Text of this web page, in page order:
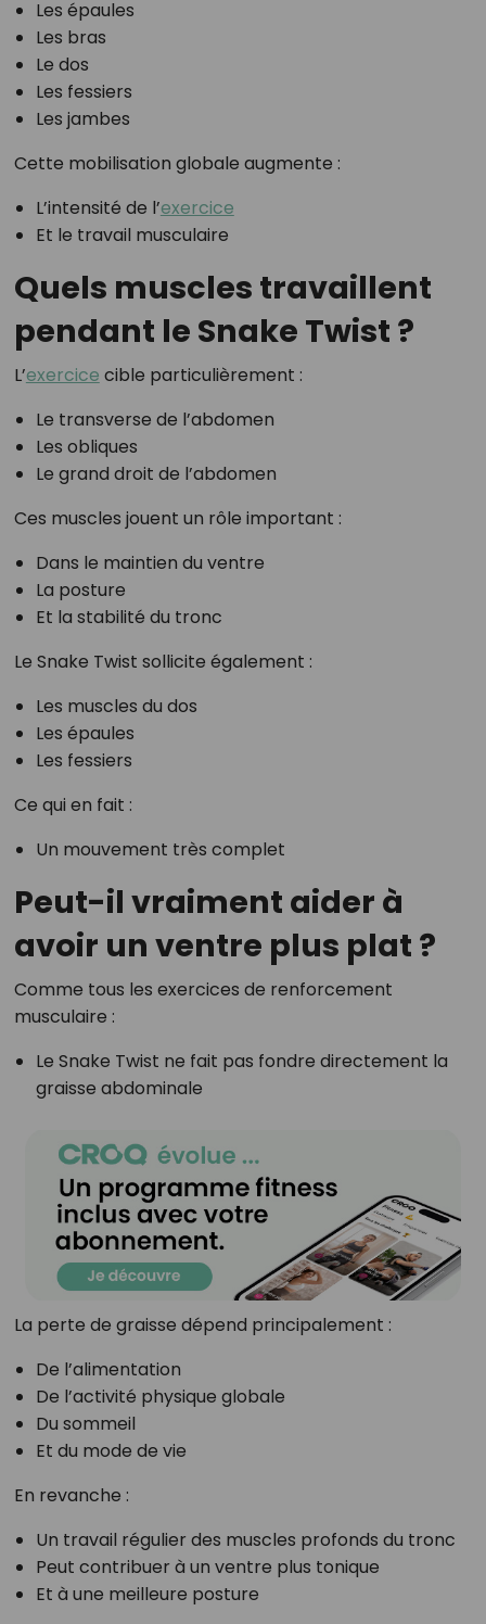
Les épaules
Les bras
Le dos
Les fessiers
Les jambes
Cette mobilisation globale augmente :
L’intensité de l’exercice
Et le travail musculaire
Quels muscles travaillent
pendant le Snake Twist ?
L’exercice cible particulièrement :
Le transverse de l’abdomen
Les obliques
Le grand droit de l’abdomen
Ces muscles jouent un rôle important :
Dans le maintien du ventre
La posture
Et la stabilité du tronc
Le Snake Twist sollicite également :
Les muscles du dos
Les épaules
Les fessiers
Ce qui en fait :
Un mouvement très complet
Peut-il vraiment aider à
avoir un ventre plus plat ?
Comme tous les exercices de renforcement
musculaire :
Le Snake Twist ne fait pas fondre directement la
graisse abdominale
La perte de graisse dépend principalement :
De l’alimentation
De l’activité physique globale
Du sommeil
Et du mode de vie
En revanche :
Un travail régulier des muscles profonds du tronc
Peut contribuer à un ventre plus tonique
Et à une meilleure posture